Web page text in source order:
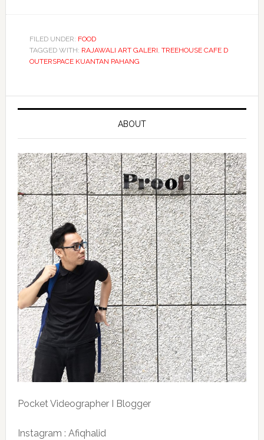
FILED UNDER: FOOD
TAGGED WITH: RAJAWALI ART GALERI, TREEHOUSE CAFE D
OUTERSPACE KUANTAN PAHANG
ABOUT
Pocket Videographer I Blogger
Instagram : Afiqhalid